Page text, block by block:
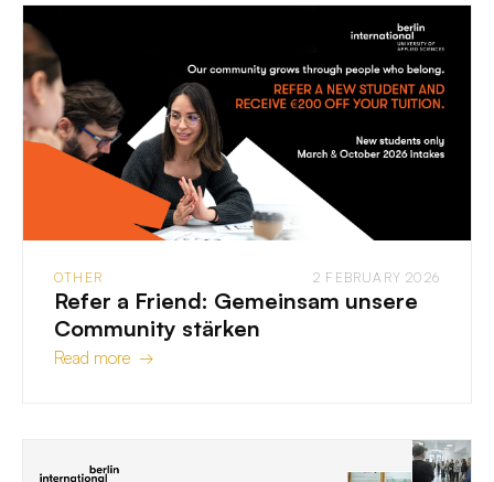
OTHER 2 FEBRUARY 2026
Refer a Friend: Gemeinsam unsere
Community stärken
Read more →